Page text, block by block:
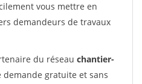
vous mettre en
demandeurs de travaux
du réseau chantier-
demande gratuite et sans